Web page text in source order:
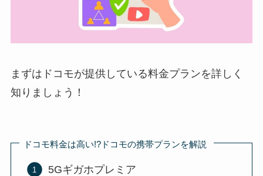
まずはドコモが提供している料金プランを詳しく
知りましょう！
ドコモ料金は高い!?ドコモの携帯プランを解説
5Gギガホプレミア